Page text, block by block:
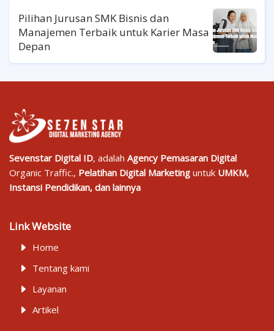
Pilihan Jurusan SMK Bisnis dan
Manajemen Terbaik untuk Karier Masa
Depan
Sevenstar Digital ID, adalah Agency Pemasaran Digital
Organic Traffic., Pelatihan Digital Marketing untuk UMKM,
Instansi Pendidikan, dan lainnya
Link Website
Home
Tentang kami
Layanan
Artikel